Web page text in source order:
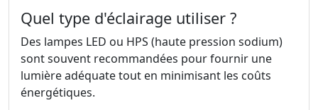
Quel type d'éclairage utiliser ?
Des lampes LED ou HPS (haute pression sodium)
sont souvent recommandées pour fournir une
lumière adéquate tout en minimisant les coûts
énergétiques.